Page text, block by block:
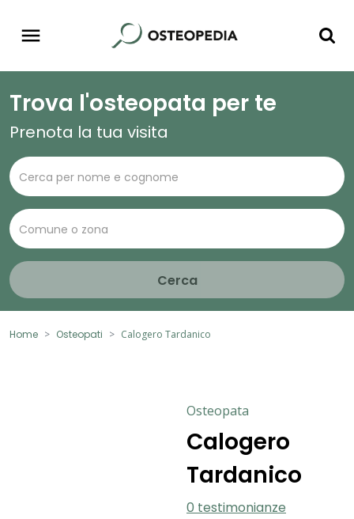
Trova l'osteopata per te
Prenota la tua visita
Cerca
Home Osteopati Calogero Tardanico
Osteopata
Calogero
Tardanico
0 testimonianze